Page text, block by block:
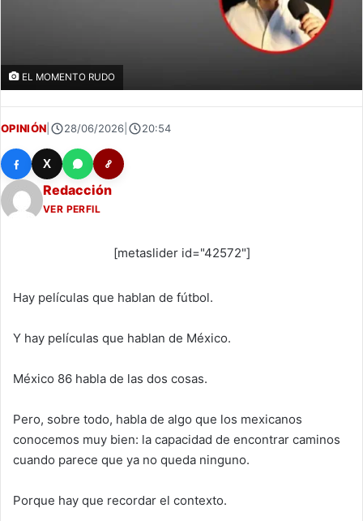
EL MOMENTO RUDO
OPINIÓN 28/06/2026 20:54
X
Redacción
VER PERFIL
[metaslider id="42572"]
Hay películas que hablan de fútbol.
Y hay películas que hablan de México.
México 86 habla de las dos cosas.
Pero, sobre todo, habla de algo que los mexicanos
conocemos muy bien: la capacidad de encontrar caminos
cuando parece que ya no queda ninguno.
Porque hay que recordar el contexto.